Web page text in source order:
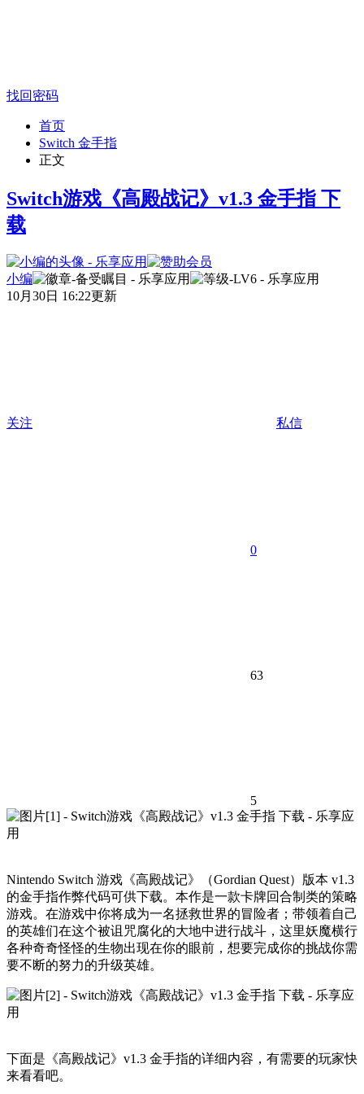
找回密码
首页
Switch 金手指
正文
Switch游戏《高殿战记》v1.3 金手指 下
载
小编
10月30日 16:22更新
关注 私信
0
63
5
Nintendo Switch 游戏《高殿战记》（Gordian Quest）版本 v1.3
的金手指作弊代码可供下载。本作是一款卡牌回合制类的策略
游戏。在游戏中你将成为一名拯救世界的冒险者；带领着自己
的英雄们在这个被诅咒腐化的大地中进行战斗，这里妖魔横行
各种奇奇怪怪的生物出现在你的眼前，想要完成你的挑战你需
要不断的努力的升级英雄。
下面是《高殿战记》v1.3 金手指的详细内容，有需要的玩家快
来看看吧。